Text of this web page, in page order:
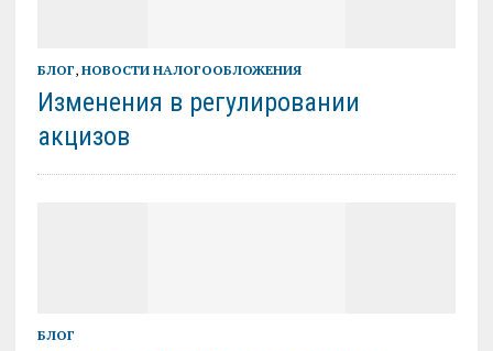
БЛОГ, НОВОСТИ НАЛОГООБЛОЖЕНИЯ
Изменения в регулировании
акцизов
БЛОГ